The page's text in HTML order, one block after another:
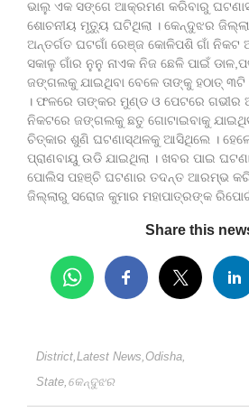
ଭାଲୁ ଏକ ସଙ୍ଗେ ଆକ୍ରମଣ କରିବାରୁ
ଶୋଚନୀୟ ମୃତ୍ୟୁ ଘଟିଥିଲା । କେନ୍ଦୁଝର
ଅନ୍ତର୍ଗତ ଘଟଗାଁ ରେଞ୍ଜ କୋଳିପଶି ଗାଁ
ସକାଳୁ ଗାଁର ନୁନୁ ନାଏକ ନିଜ ଛେଳି ପାଇଁ
ଜଙ୍ଗଲକୁ ଯାଇଥିବା ବେଳେ ତାଙ୍କୁ ହଠାତ୍
। ଫଳରେ ତାଙ୍କର ମୁଣ୍ଡ ଓ ପେଟରେ ଗଭୀର
ନିକଟରେ ଜଙ୍ଗଲକୁ ଛତୁ ଗୋଟାଇବାକୁ
ଚିତ୍କାର ଶୁଣି ଘଟଣାସ୍ଥଳକୁ ଆସିଥିଲେ ।
ପ୍ରାଣବାୟୁ ଉଡି ଯାଇଥିଲା । ଖବର ପାଇ
ପୋଲିସ ପହଞ୍ଚି ଘଟଣାର ତଦନ୍ତ ଆରମ୍ଭ
ଜିଲ୍ଲାରୁ ସରୋଜ କୁମାର ମହାପାତ୍ରଙ୍କ
Share this
District Latest News Odisha
State କେନ୍ଦୁଝର